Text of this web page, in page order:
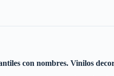
con nombres. Vinilos